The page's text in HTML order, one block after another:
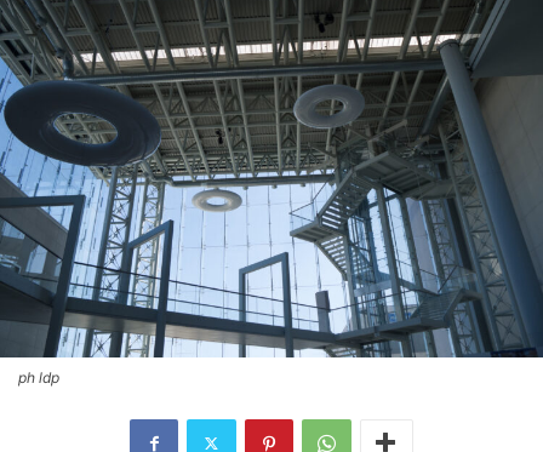
ph ldp